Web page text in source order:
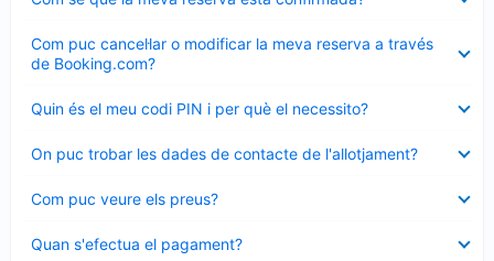
tancat
Com puc cancel·lar o modificar la meva reserva a través
de Booking.com?
tancat
Quin és el meu codi PIN i per què el necessito?
tancat
On puc trobar les dades de contacte de l'allotjament?
tancat
Com puc veure els preus?
tancat
Quan s'efectua el pagament?
tancat